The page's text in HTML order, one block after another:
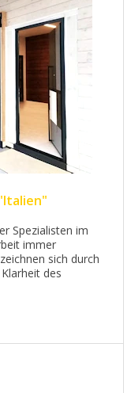
Spezialisten im
immer
sich durch
des